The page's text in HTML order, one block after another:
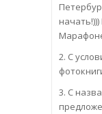
2. С
3. С